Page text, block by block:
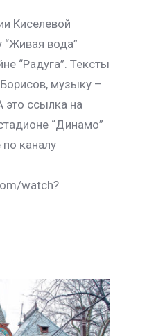
Киселевой
вода”
“Радуга”. Тексты
музыку –
это ссылка на
“Динамо”
каналу
watch?